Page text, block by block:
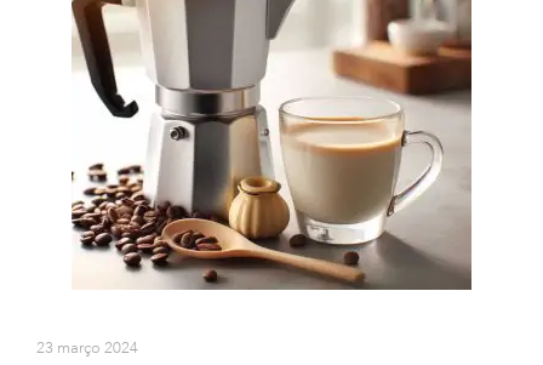
23 março 2024